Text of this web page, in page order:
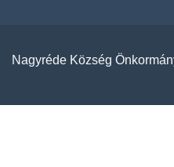
Nagyréde Község